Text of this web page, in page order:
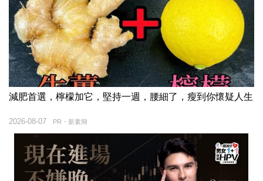
減肥首選，檸檬加它，堅持一週，腰細了，瘦到你懷疑人生
PR・新素簡
2026-08-07